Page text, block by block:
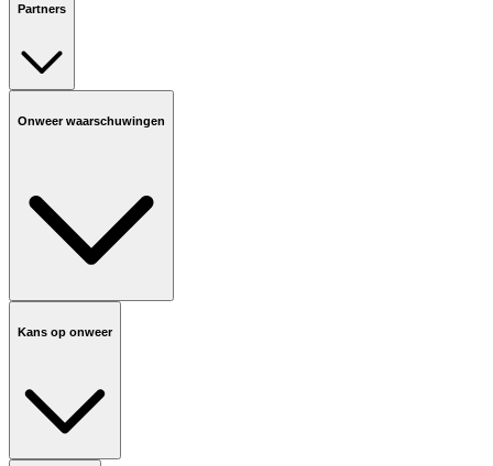
Partners
Onweer waarschuwingen
Kans op onweer